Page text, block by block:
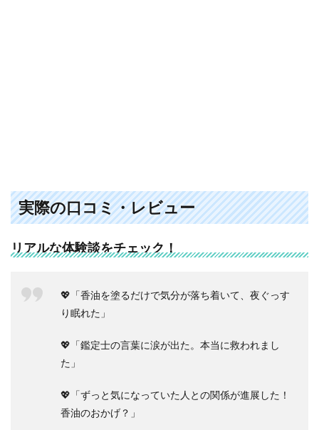
実際の口コミ・レビュー
リアルな体験談をチェック！
💖「香油を塗るだけで気分が落ち着いて、夜ぐっす
り眠れた」
💖「鑑定士の言葉に涙が出た。本当に救われまし
た」
💖「ずっと気になっていた人との関係が進展した！
香油のおかげ？」